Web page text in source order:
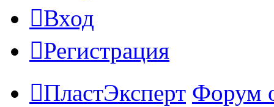
Вход
Регистрация
ПластЭксперт Форум